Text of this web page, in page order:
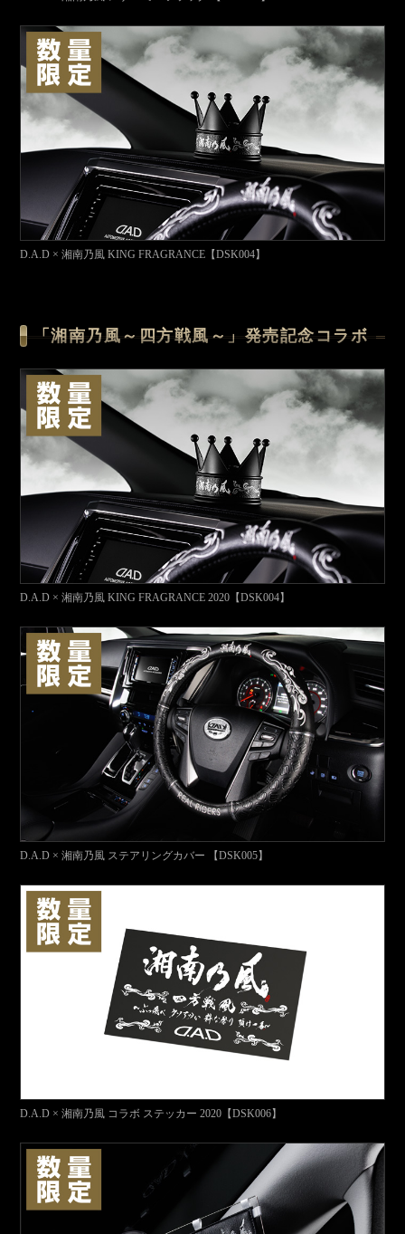
D.A.D × 湘南乃風 KING FRAGRANCE【DSK004】
「湘南乃風～四方戦風～」発売記念コラボ
D.A.D × 湘南乃風 KING FRAGRANCE 2020【DSK004】
D.A.D × 湘南乃風 ステアリングカバー 【DSK005】
D.A.D × 湘南乃風 コラボ ステッカー 2020【DSK006】